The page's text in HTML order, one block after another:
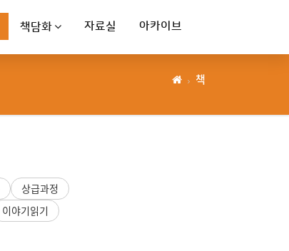
책담화 자료실 아카이브
책
상급과정
이야기읽기